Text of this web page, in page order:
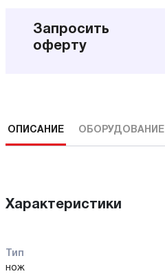
Запросить
оферту
ОПИСАНИЕ ОБОРУДОВАНИЕ
Характеристики
Тип
нож